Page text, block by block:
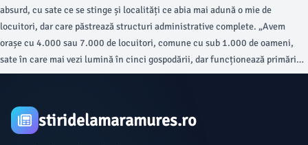
absurd, cu sate ce se stinge și localități ce abia mai adună o mie de
locuitori, dar care păstrează structuri administrative complete. „Avem
orașe cu 4.000 sau 7.000 de locuitori, comune cu sub 1.000 de oameni,
sate în care mai vezi lumină în cinci gospodării, dar funcționează primăria”,
descrie situația actuală un observator local.
stiridelamaramures.ro